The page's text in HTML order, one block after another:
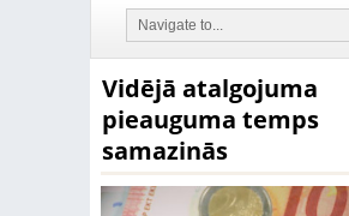
Vidējā atalgojuma
pieauguma temps
samazinās